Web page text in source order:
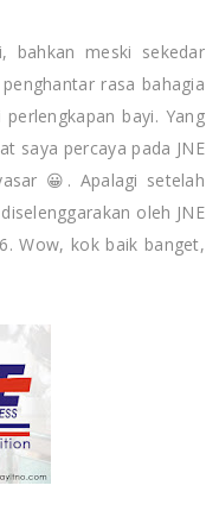
bahkan meski sekedar
rasa bahagia
bayi. Yang
saya percaya pada JNE
😀. Apalagi setelah
oleh JNE
Wow, kok baik banget,